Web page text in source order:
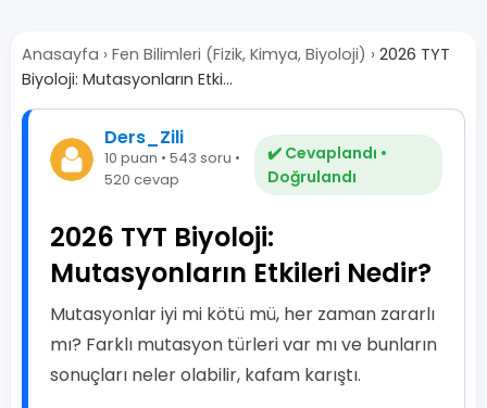
Anasayfa › Fen Bilimleri (Fizik, Kimya, Biyoloji) › 2026 TYT
Biyoloji: Mutasyonların Etki...
Ders_Zili
10 puan • 543 soru •
520 cevap
✔️ Cevaplandı •
Doğrulandı
2026 TYT Biyoloji:
Mutasyonların Etkileri Nedir?
Mutasyonlar iyi mi kötü mü, her zaman zararlı
mı? Farklı mutasyon türleri var mı ve bunların
sonuçları neler olabilir, kafam karıştı.